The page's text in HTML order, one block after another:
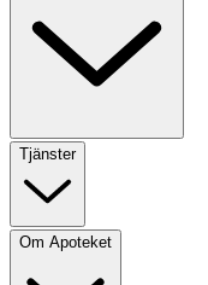
Tjänster
Om Apoteket